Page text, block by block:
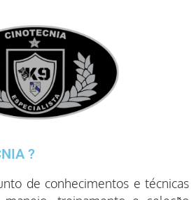
?
de conhecimentos e técnicas